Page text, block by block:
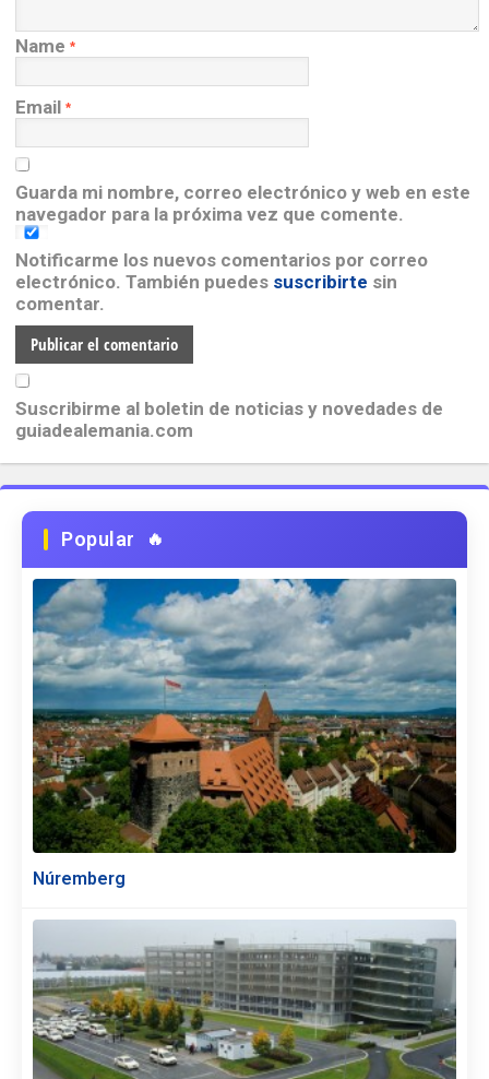
Name *
Email *
Guarda mi nombre, correo electrónico y web en este
navegador para la próxima vez que comente.
Notificarme los nuevos comentarios por correo
electrónico. También puedes suscribirte sin
comentar.
Suscribirme al boletin de noticias y novedades de
guiadealemania.com
Popular
Núremberg